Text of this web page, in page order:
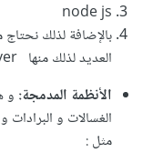
node js
بالإضافة لذلك
العديد لذلك منها MySql, Sql Server
الأنظمة المدمجة: و
الغسالات و
مثل